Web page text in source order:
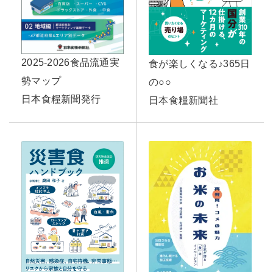
2025-2026食品流通実
勢マップ
日本食糧新聞発行
食が楽しくなる♪365日
の○○
日本食糧新聞社